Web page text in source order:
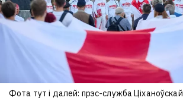
Фота тут і далей: прэс-служба Ціханоўскай